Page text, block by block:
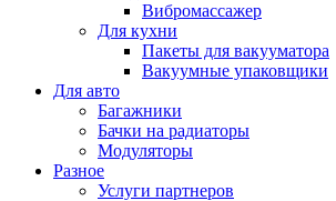
Вибромассажер
Для кухни
Пакеты для вакууматора
Вакуумные упаковщики
Для авто
Багажники
Бачки на радиаторы
Модуляторы
Разное
Услуги партнеров